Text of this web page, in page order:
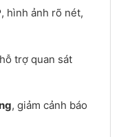
, hình ảnh rõ nét,
trợ quan sát
, giảm cảnh báo